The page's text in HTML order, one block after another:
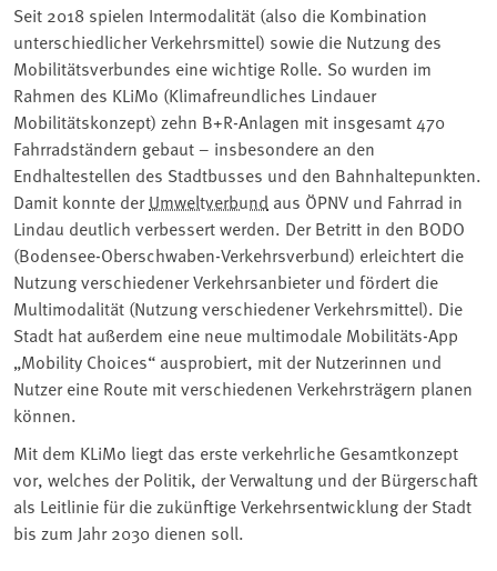
Seit 2018 spielen Intermodalität (also die Kombination
unterschiedlicher Verkehrsmittel) sowie die Nutzung des
Mobilitätsverbundes eine wichtige Rolle. So wurden im
Rahmen des KLiMo (Klimafreundliches Lindauer
Mobilitätskonzept) zehn B+R-Anlagen mit insgesamt 470
Fahrradständern gebaut – insbesondere an den
Endhaltestellen des Stadtbusses und den Bahnhaltepunkten.
Damit konnte derUmweltverbund aus ÖPNV und Fahrrad in
Lindau deutlich verbessert werden. Der Betritt in den BODO
(Bodensee-Oberschwaben-Verkehrsverbund) erleichtert die
Nutzung verschiedener Verkehrsanbieter und fördert die
Multimodalität (Nutzung verschiedener Verkehrsmittel). Die
Stadt hat außerdem eine neue multimodale Mobilitäts-App
„Mobility Choices“ ausprobiert, mit der Nutzerinnen und
Nutzer eine Route mit verschiedenen Verkehrsträgern planen
können.
Mit dem KLiMo liegt das erste verkehrliche Gesamtkonzept
vor, welches der Politik, der Verwaltung und der Bürgerschaft
als Leitlinie für die zukünftige Verkehrsentwicklung der Stadt
bis zum Jahr 2030 dienen soll.